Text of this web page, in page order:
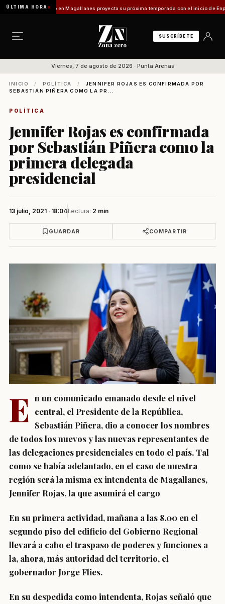
ÚLTIMA HORA
Turismo en Magallanes proyecta su próxima temporada con el inicio de Enprotur
SUSCRÍBETE
Viernes, 7 de agosto de 2026 · Punta Arenas
INICIO / POLÍTICA /
JENNIFER ROJAS ES CONFIRMADA POR
SEBASTIÁN PIÑERA COMO LA PR...
POLÍTICA
Jennifer Rojas es confirmada
por Sebastián Piñera como la
primera delegada
presidencial
13 julio, 2021 · 18:04Lectura: 2 min
GUARDAR COMPARTIR
E n un comunicado emanado desde el nivel
central, el Presidente de la República,
Sebastián Piñera, dio a conocer los nombres
de todos los nuevos y las nuevas representantes de
las delegaciones presidenciales en todo el país. Tal
como se había adelantado, en el caso de nuestra
región será la misma ex intendenta de Magallanes,
Jennifer Rojas, la que asumirá el cargo
En su primera actividad, mañana a las 8.00 en el
segundo piso del edificio del Gobierno Regional
llevará a cabo el traspaso de poderes y funciones a
la, ahora, más autoridad del territorio, el
gobernador Jorge Flies.
En su despedida como intendenta, Rojas señaló que